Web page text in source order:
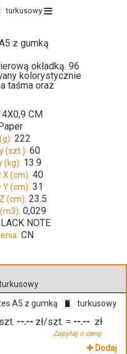
turkusowy
z gumką
okładką. 96
kolorystycznie
taśma oraz
CM
222
(szt.): 60
(kg): 13.9
X (cm): 40
Y (cm): 31
(cm): 23.5
0,029
NOTE
CN
A5 z gumką turkusowy
szt. --.-- zł/szt.
Zapytaj o cenę.
= --.-- zł
Dodaj